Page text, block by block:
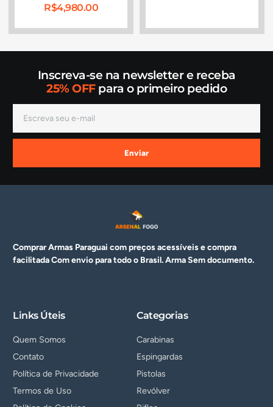
R$4,980.00
Inscreva-se na newsletter e receba
25% OFFpara o primeiro pedido
Enviar
Comprar Armas Paraguai com preços acessíveis e compra
facilitada Com envio para todo o Brasil. ArmaSem documento.
Links Úteis
Quem Somos
Contato
Política de Privacidade
Termos de Uso
Categorias
Carabinas
Espingardas
Pistolas
Revólver